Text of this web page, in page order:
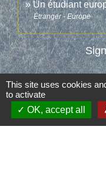
Un étudiant
Étranger - Europe
Contacts
This site uses cookies
to activate
OK, accept all